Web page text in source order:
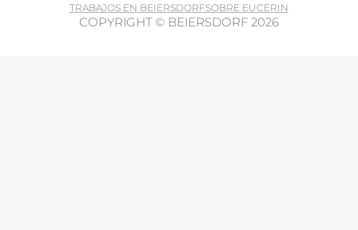
TRABAJOS EN BEIERSDORFSOBRE EUCERIN
COPYRIGHT © BEIERSDORF 2026